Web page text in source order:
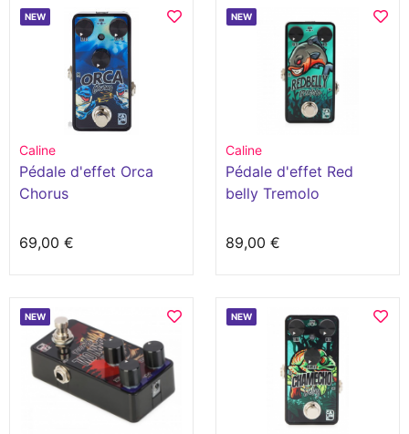
NEW
Caline
Pédale d'effet Orca
Chorus
69,00 €
NEW
Caline
Pédale d'effet Red
belly Tremolo
89,00 €
NEW NEW